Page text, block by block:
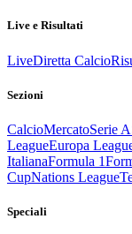
Live e Risultati
LiveDiretta Calcio
Sezioni
CalcioMercatoSerie A
LeagueEuropa
ItalianaFormula 1
CupNations League
Speciali